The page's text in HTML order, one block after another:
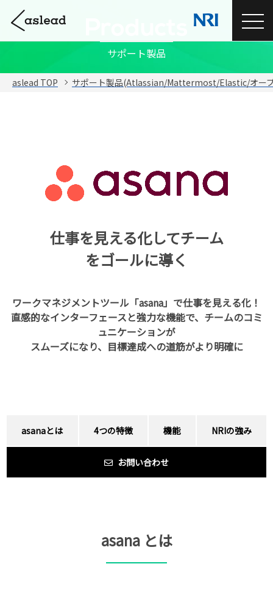
サポート製品
aslead TOP サポート製品(Atlassian/Mattermost/Elastic/オー
仕事を見える化してチーム
をゴールに導く
ワークマネジメントツール「asana」で仕事を見える化！
直感的なインターフェースと強力な機能で、チームのコミ
ュニケーションが
スムーズになり、目標達成への道筋がより明確に
asanaとは 4つの特徴 機能 NRIの強み
お問い合わせ
asana とは